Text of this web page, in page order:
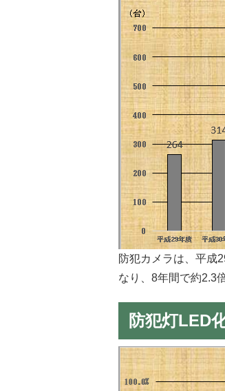
防犯カメラは、平成
なり、8年間で約2.3
防犯灯LED